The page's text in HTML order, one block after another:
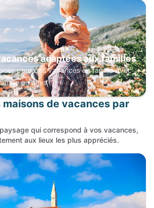
adaptées aux familles
pour des vacances en famille avec
ou amis.
de vacances par
qui correspond à vos vacances,
aux lieux les plus appréciés.